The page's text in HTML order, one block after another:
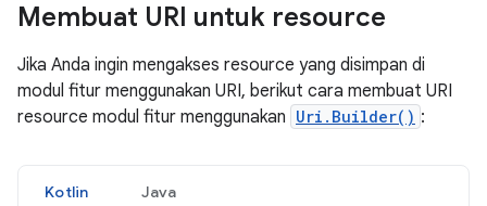
Membuat URI untuk resource
Jika Anda ingin mengakses resource yang disimpan di
modul fitur menggunakan URI, berikut cara membuat URI
resource modul fitur menggunakan Uri.Builder() :
Kotlin Java